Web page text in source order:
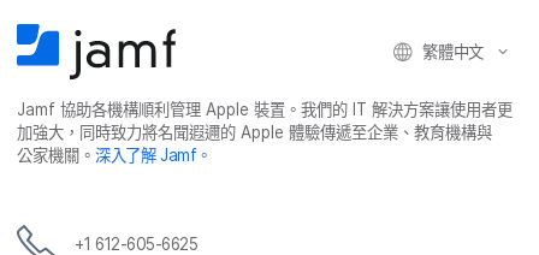
繁體​中文
Jamf協助​各​機構​順利​管理 Apple裝置。​我們​的 IT解決​方案​讓​使用​者​更​
加強​大，​同時​致力​將​名聞​遐邇​的 Apple體驗​傳遞​至​企業、​教育​機構​與​
公家​機關。深入​了​解Jamf。
+1 612-605-6625